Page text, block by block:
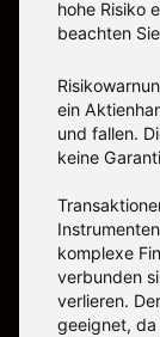
hohe Risiko
beachten
ein
und fallen.
keine
komplexe
verbunden
verlieren.
geeignet, da